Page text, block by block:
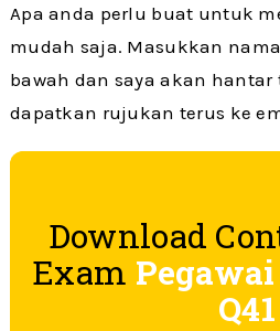
Apa anda perlu buat untuk
mudah saja. Masukkan
bawah dan saya akan hantar
dapatkan rujukan terus ke
Download
Exam
Q41